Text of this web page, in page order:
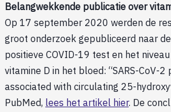
Belangwekkende publicatie over
Op 17 september 2020 werden de
groot onderzoek gepubliceerd naar
positieve COVID-19 test en het
vitamine D in het bloed: “SARS-CoV-
associated with circulating 25-
PubMed, lees het artikel hier. De